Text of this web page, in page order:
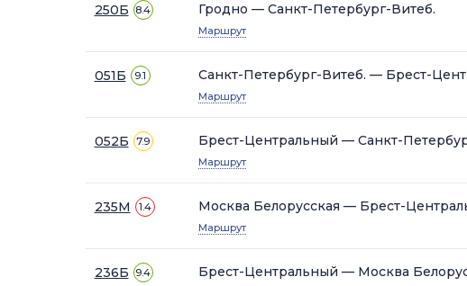
250Б 8.4 Гродно — Санкт-Петербург-Витеб.
Маршрут
051Б 9.1 Санкт-Петербург-Витеб. — Брест-
Маршрут
052Б 7.9 Брест-Центральный — Санкт-
Маршрут
235М 1.4 Москва Белорусская — Брест-
Маршрут
236Б 9.4 Брест-Центральный — Москва